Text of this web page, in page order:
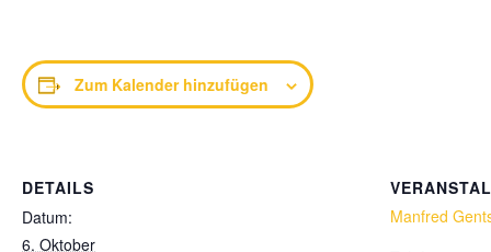
Zum Kalender hinzufügen
DETAILS
Datum:
6. Oktober
Manfred